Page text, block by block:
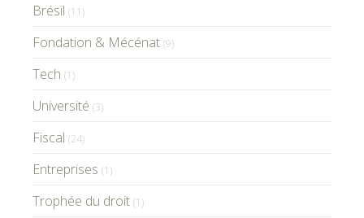
Brésil (11)
Fondation & Mécénat (9)
Tech (1)
Université (3)
Fiscal (24)
Entreprises (1)
Trophée du droit (1)